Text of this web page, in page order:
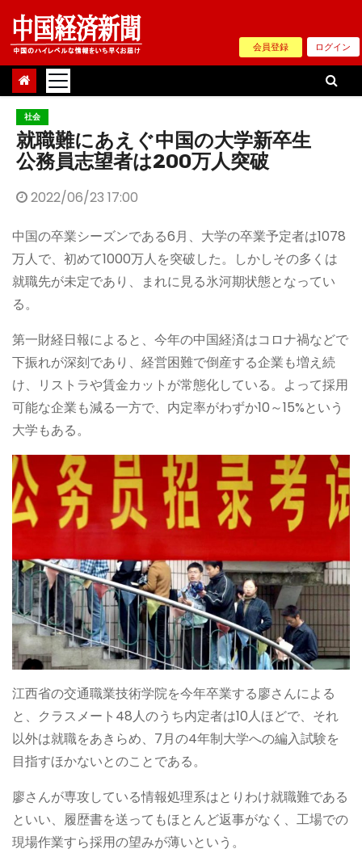
Skip
content
会員登録 ログイン
社会
就職難にあえぐ中国の大学新卒生
公務員志望者は200万人突破
2022/06/23 17:00
中国の卒業シーズンである6月、大学の卒業予定者は1078
万人で、初めて1000万人を突破した。しかしその多くは
就職先が未定であり、まれに見る氷河期状態となってい
る。
第一財経日報によると、今年の中国経済はコロナ禍などで
下振れが深刻であり、経営困難で倒産する企業も増え続
け、リストラや賃金カットが常態化している。よって採用
可能な企業も減る一方で、内定率がわずか10～15%という
大学もある。
江西省の交通職業技術学院を今年卒業する廖さんによる
と、クラスメート48人のうち内定者は10人ほどで、それ
以外は就職をあきらめ、7月の4年制大学への編入試験を
目指すほかないとのことである。
廖さんが専攻している情報処理系はとりわけ就職難である
といい、履歴書を送ってもほとんど返事がなく、工場での
現場作業すら採用の望みが薄いという。